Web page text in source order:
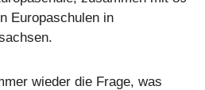
Europaschulen in
wieder die Frage, was